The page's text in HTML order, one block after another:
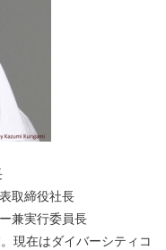
取締役社長
兼実行委員長
現在はダイバーシティコ